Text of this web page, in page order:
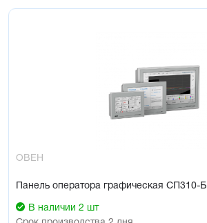
ОВЕН
Панель оператора графическая СП310-Б
В наличии 2 шт